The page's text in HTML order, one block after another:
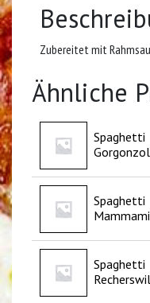
Zubereitet mit
Ähnliche
Spaghetti
Spaghetti
Spaghetti
Recherswil